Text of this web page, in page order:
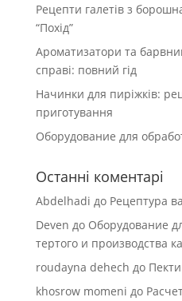
Рецепти галетів з
“Похід”
Ароматизатори та
справі: повний гід
Начинки для пиріжків:
приготування
Оборудование для
Останні коментарі
Abdelhadi до Рецептура
Deven до Оборудование
тертого и производства
roudayna dehech до
khosrow momeni до